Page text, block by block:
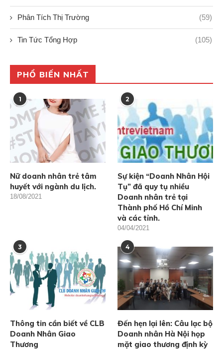
Phân Tích Thị Trường (59)
Tin Tức Tổng Hợp (105)
PHỔ BIẾN NHẤT
1
Nữ doanh nhân trẻ tâm
huyết với ngành du lịch.
18/08/2021
2
Sự kiện “Doanh Nhân Hội
Tụ” đã quy tụ nhiều
Doanh nhân trẻ tại
Thành phố Hồ Chí Minh
và các tỉnh.
04/04/2021
3
Thông tin cần biết về CLB
Doanh Nhân Giao
Thương
4
Đến hẹn lại lên: Câu lạc bộ
Doanh nhân Hà Nội họp
mặt giao thương định kỳ